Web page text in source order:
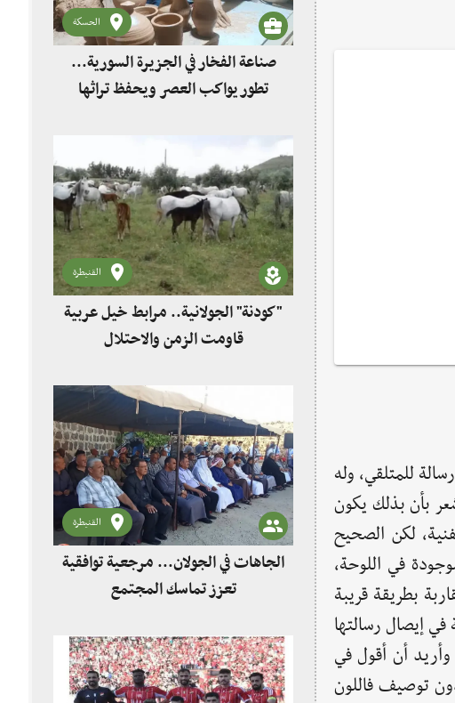
للمتلقي، وله
بأن بذلك يكون
لكن الصحيح
في اللوحة،
بطريقة قريبة
إيصال رسالتها
وأريد أن أقول في
توصيف فاللون
الحسكة
صناعة الفخار في الجزيرة السورية...
تطور يواكب العصر ويحفظ تراثها
القنيطرة
"كودنة" الجولانية.. مرابط خيل عربية
قاومت الزمن والاحتلال
القنيطرة
الجاهات في الجولان... مرجعية توافقية
تعزز تماسك المجتمع